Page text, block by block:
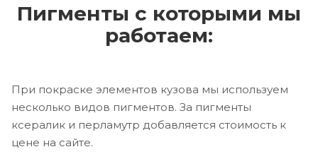
Пигменты с которыми мы
работаем:
При покраске элементов кузова мы используем
несколько видов пигментов. За пигменты
ксералик и перламутр добавляется стоимость к
цене на сайте.